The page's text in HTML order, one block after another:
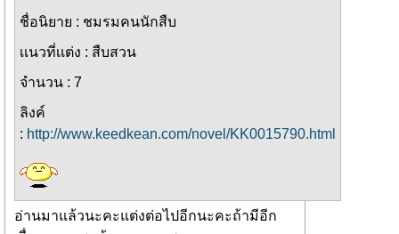
ชื่อนิยาย : ชมรมคนนักสืบ
เเนวที่เเต่ง : สืบสวน
จำนวน : 7
ลิงค์
: http://www.keedkean.com/novel/KK0015790.html
อ่านมาแล้วนะคะแต่งต่อไปอีกนะคะถ้ามีอีก